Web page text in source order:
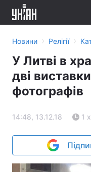
Новини › Релігії ›
У Литві в
дві
фотографів
14:48, 13.12.18 1